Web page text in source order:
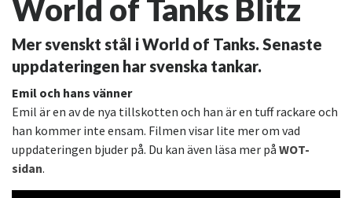
World of Tanks Blitz
Mer svenskt stål i World of Tanks. Senaste
uppdateringen har svenska tankar.
Emil och hans vänner
Emil är en av de nya tillskotten och han är en tuff rackare och
han kommer inte ensam. Filmen visar lite mer om vad
uppdateringen bjuder på. Du kan även läsa mer på WOT-
sidan.